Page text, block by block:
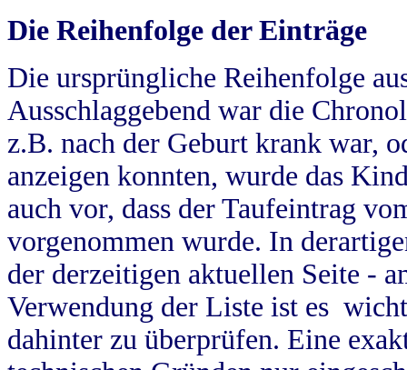
Die Reihenfolge der Einträge
Die ursprüngliche Reihenfolge
Ausschlaggebend war die
z.B. nach der Geburt krank war,
anzeigen konnten, wurde das
auch vor, dass der Taufeintrag
vorgenommen wurde. In
der derzeitigen aktuellen Seite -
Verwendung der Liste ist es
dahinter zu überprüfen. Eine